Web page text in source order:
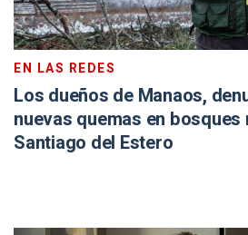
EN LAS REDES
Los dueños de Manaos,
nuevas quemas en
Santiago del Estero